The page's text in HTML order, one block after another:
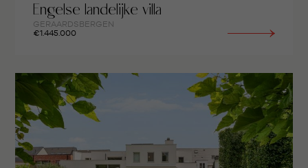
Engelse landelijke villa
GERAARDSBERGEN
€1.445.000